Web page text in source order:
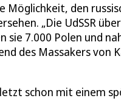
Möglichkeit, den
„Die UdSSR
7.000 Polen und
des Massakers
schon mit einem